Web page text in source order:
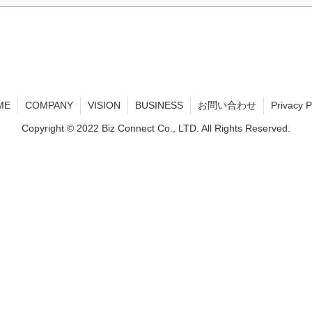
COMPANY VISION BUSINESS お問い合わせ Privacy
Copyright © 2022 Biz Connect Co., LTD. All Rights Reserved.